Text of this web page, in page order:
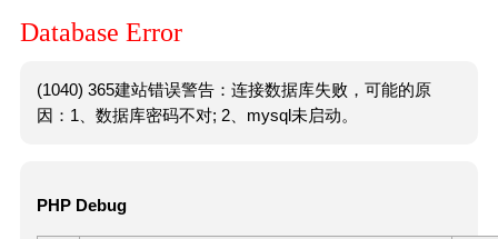
Database Error
(1040) 365建站错误警告：连接数据库失败，可能的原
因：1、数据库密码不对; 2、mysql未启动。
PHP Debug